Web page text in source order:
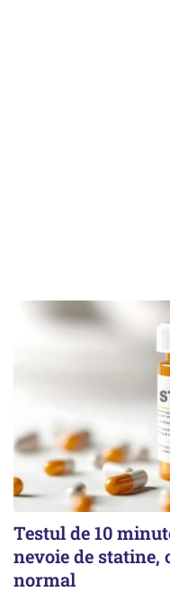
Testul de 10
nevoie de statine,
normal